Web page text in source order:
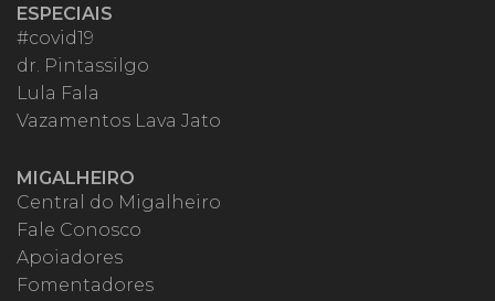
ESPECIAIS
#covid19
dr. Pintassilgo
Lula Fala
Vazamentos Lava Jato
MIGALHEIRO
Central do Migalheiro
Fale Conosco
Apoiadores
Fomentadores